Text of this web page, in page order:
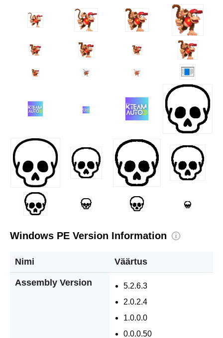
Windows PE Version Information i
Nimi Väärtus
Assembly Version
5.2.6.3
2.0.2.4
1.0.0.0
0.0.0.50